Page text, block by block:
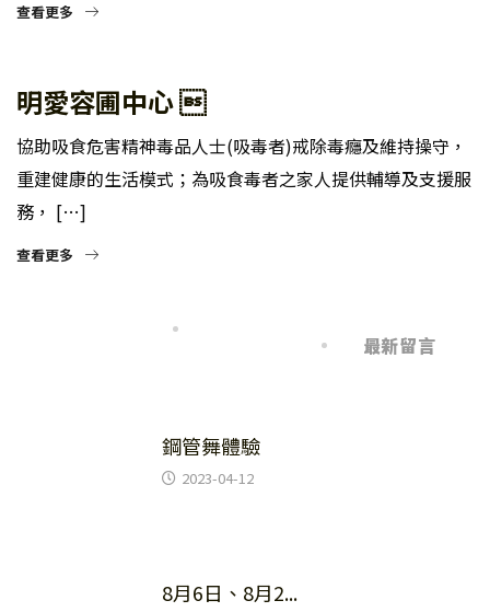
查看更多
明愛容圃中心 
協助吸食危害精神毒品人士(吸毒者)戒除毒癮及維持操守，
重建健康的生活模式；為吸食毒者之家人提供輔導及支援服
務， […]
查看更多
最新留言
鋼管舞體驗
2023-04-12
8月6日、8月2...